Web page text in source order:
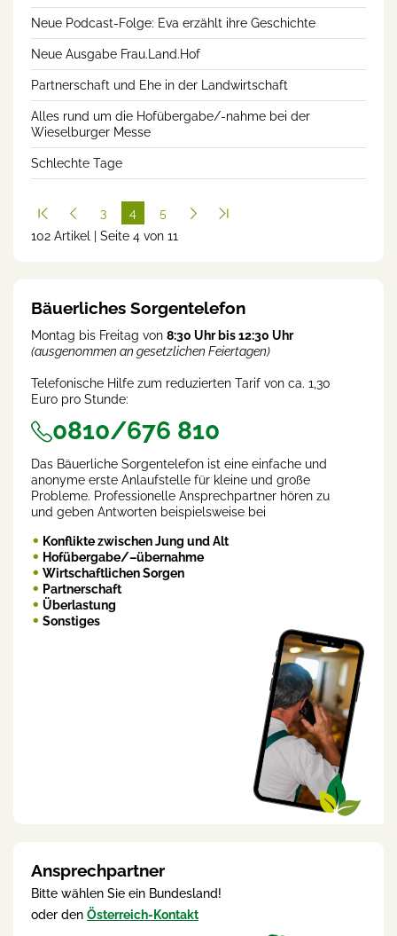
Neue Podcast-Folge: Eva erzählt ihre Geschichte
Neue Ausgabe Frau.Land.Hof
Partnerschaft und Ehe in der Landwirtschaft
Alles rund um die Hofübergabe/-nahme bei der
Wieselburger Messe
Schlechte Tage
3
4
(cur
5
102 Artikel | Seite 4 von 11
Bäuerliches Sorgentelefon
Montag bis Freitag von 8:30 Uhr bis 12:30 Uhr
(ausgenommen an gesetzlichen Feiertagen)
Telefonische Hilfe zum reduzierten Tarif von ca. 1,30
Euro pro Stunde:
0810/676 810
Das Bäuerliche Sorgentelefon ist eine einfache und
anonyme erste Anlaufstelle für kleine und große
Probleme. Professionelle Ansprechpartner hören zu
und geben Antworten beispielsweise bei
Konflikte zwischen Jung und Alt
Hofübergabe/–übernahme
Wirtschaftlichen Sorgen
Partnerschaft
Überlastung
Sonstiges
Ansprechpartner
Bitte wählen Sie ein Bundesland!
oder den Österreich-Kontakt